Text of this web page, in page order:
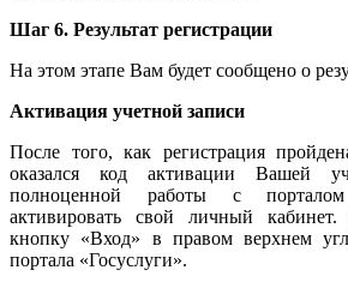
Шаг 6. Результат регистрации
На этом этапе Вам будет сообщено о
Активация учетной записи
После того, как регистрация
оказался код активации Вашей
полноценной работы с
активировать свой личный
кнопку «Вход» в правом верхнем
портала «Госуслуги».